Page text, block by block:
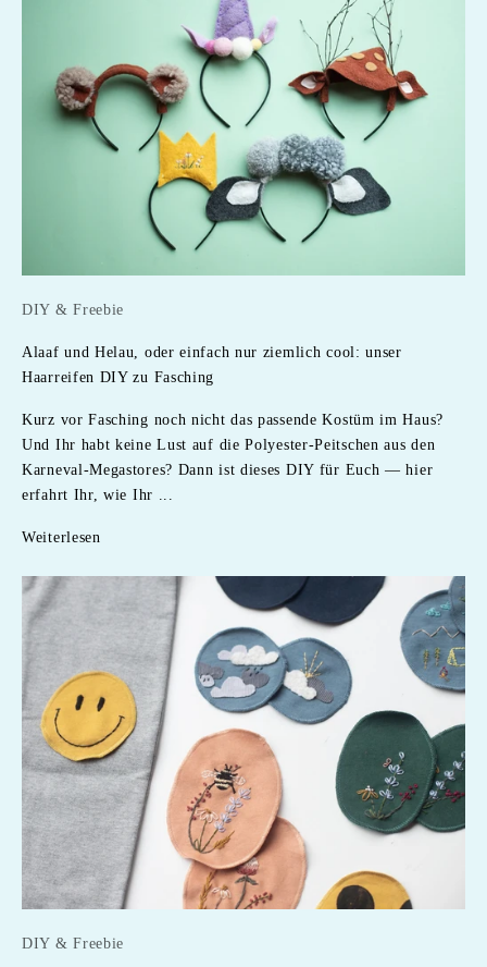
DIY & Freebie
Alaaf und Helau, oder einfach nur ziemlich cool: unser
Haarreifen DIY zu Fasching
Kurz vor Fasching noch nicht das passende Kostüm im Haus?
Und Ihr habt keine Lust auf die Polyester-Peitschen aus den
Karneval-Megastores? Dann ist dieses DIY für Euch — hier
erfahrt Ihr, wie Ihr ...
Weiterlesen
DIY & Freebie